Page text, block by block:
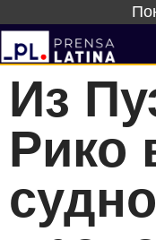
Из
Рико